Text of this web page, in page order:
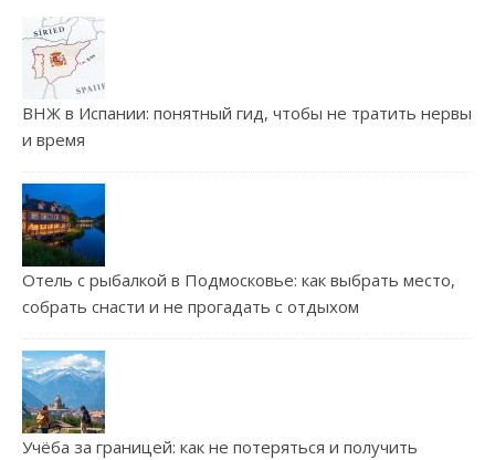
ВНЖ в Испании: понятный гид, чтобы не тратить нервы
и время
Отель с рыбалкой в Подмосковье: как выбрать место,
собрать снасти и не прогадать с отдыхом
Учёба за границей: как не потеряться и получить